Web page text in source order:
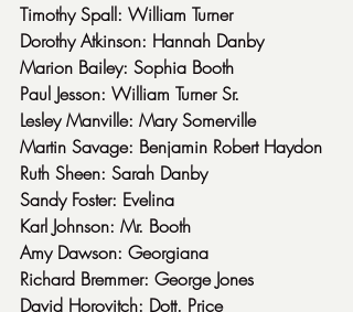
Timothy Spall: William Turner
Dorothy Atkinson: Hannah Danby
Marion Bailey: Sophia Booth
Paul Jesson: William Turner Sr.
Lesley Manville: Mary Somerville
Martin Savage: Benjamin Robert Haydon
Ruth Sheen: Sarah Danby
Sandy Foster: Evelina
Karl Johnson: Mr. Booth
Amy Dawson: Georgiana
Richard Bremmer: George Jones
David Horovitch: Dott. Price